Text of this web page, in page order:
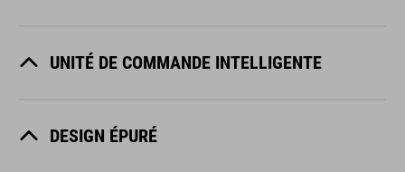
UNITÉ DE COMMANDE INTELLIGENTE
DESIGN ÉPURÉ